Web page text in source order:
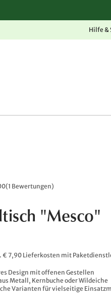
Hilfe &
(1 Bewertungen)
"Mesco"
€ 7,90 Lieferkosten mit
Design mit offenen Gestellen​
Metall, Kernbuche oder Wildeiche​
Varianten für vielseitige